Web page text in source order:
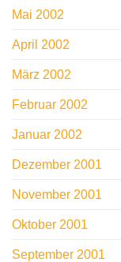
Mai 2002
April 2002
März 2002
Februar 2002
Januar 2002
Dezember 2001
November 2001
Oktober 2001
September 2001